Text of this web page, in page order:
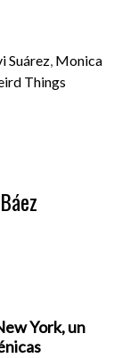
Suárez, Monica
Things
York, un